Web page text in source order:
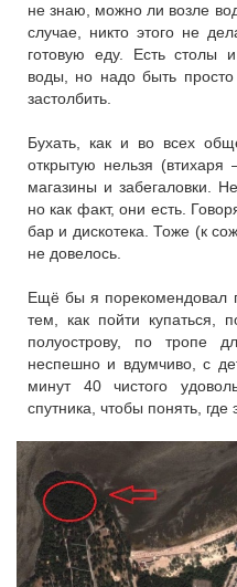
не знаю, можно ли возле
случае, никто этого не
готовую еду. Есть столы
воды, но надо быть просто
застолбить.
Бухать, как и во всех
открытую нельзя
магазины и забегаловки.
но как факт, они есть.
бар и дискотека. Тоже (к
не довелось.
Ещё бы я порекомендовал
тем, как пойти купаться,
полуострову, по тропе
неспешно и вдумчиво, с
минут 40 чистого
спутника, чтобы понять, где